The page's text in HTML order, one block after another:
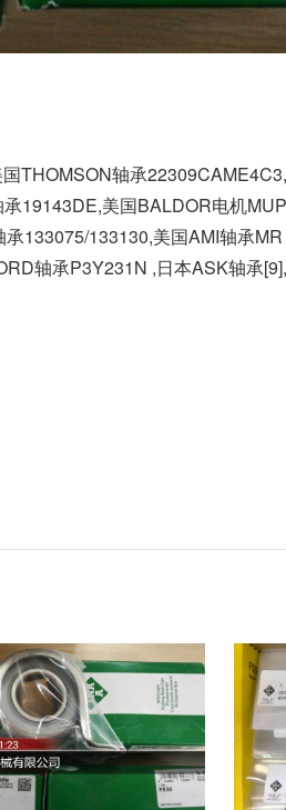
THOMSON轴承
19143DE,美国BALDOR电机
133075/133130,美国AMI轴承
轴承P3Y231N ,日本ASK轴承